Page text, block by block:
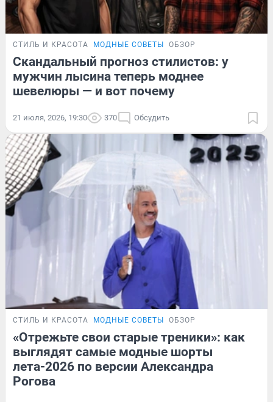
СТИЛЬ И КРАСОТА МОДНЫЕ СОВЕТЫ ОБЗОР
Скандальный прогноз стилистов: у
мужчин лысина теперь моднее
шевелюры — и вот почему
21 июля, 2026, 19:30 370 Обсудить
СТИЛЬ И КРАСОТА МОДНЫЕ СОВЕТЫ ОБЗОР
«Отрежьте свои старые треники»: как
выглядят самые модные шорты
лета-2026 по версии Александра
Рогова